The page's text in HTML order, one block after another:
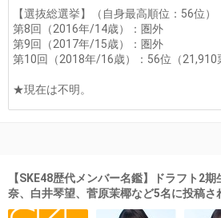
【選抜総選挙】（自身最高順位：56位）
第8回（2016年/14歳）：圏外
第9回（2017年/15歳）：圏外
第10回（2018年/16歳）：56位（21,910
★現在は不明。
【SKE48歴代メンバー名鑑】ドラフト2
奈、白井琴望、菅原茉椰など5名に投稿さ